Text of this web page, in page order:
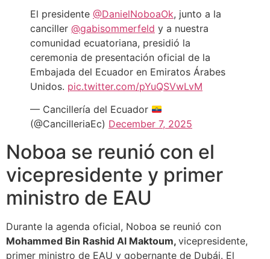
El presidente @DanielNoboaOk, junto a la
canciller @gabisommerfeld y a nuestra
comunidad ecuatoriana, presidió la
ceremonia de presentación oficial de la
Embajada del Ecuador en Emiratos Árabes
Unidos. pic.twitter.com/pYuQSVwLvM
— Cancillería del Ecuador
(@CancilleriaEc) December 7, 2025
Noboa se reunió con el
vicepresidente y primer
ministro de EAU
Durante la agenda oficial, Noboa se reunió con
Mohammed Bin Rashid Al Maktoum, vicepresidente,
primer ministro de EAU y gobernante de Dubái. El